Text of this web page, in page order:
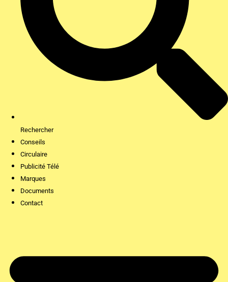
Rechercher
Conseils
Circulaire
Publicité Télé
Marques
Documents
Contact